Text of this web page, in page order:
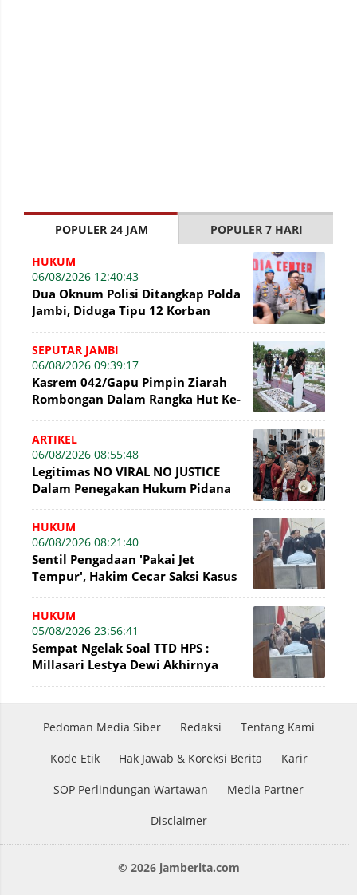
POPULER 24 JAM POPULER 7 HARI
HUKUM
06/08/2026 12:40:43
Dua Oknum Polisi Ditangkap Polda
Jambi, Diduga Tipu 12 Korban
SEPUTAR JAMBI
06/08/2026 09:39:17
Kasrem 042/Gapu Pimpin Ziarah
Rombongan Dalam Rangka Hut Ke-
ARTIKEL
06/08/2026 08:55:48
Legitimas NO VIRAL NO JUSTICE
Dalam Penegakan Hukum Pidana
HUKUM
06/08/2026 08:21:40
Sentil Pengadaan 'Pakai Jet
Tempur', Hakim Cecar Saksi Kasus
HUKUM
05/08/2026 23:56:41
Sempat Ngelak Soal TTD HPS :
Millasari Lestya Dewi Akhirnya
Pedoman Media Siber Redaksi Tentang Kami
Kode Etik Hak Jawab & Koreksi Berita Karir
SOP Perlindungan Wartawan Media Partner
Disclaimer
© 2026 jamberita.com